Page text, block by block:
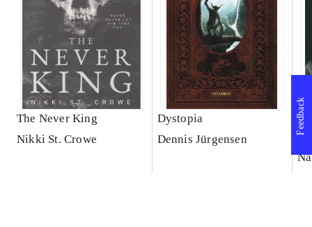
The Never King
Nikki St. Crowe
Dystopia
Dennis Jürgensen
Feedback